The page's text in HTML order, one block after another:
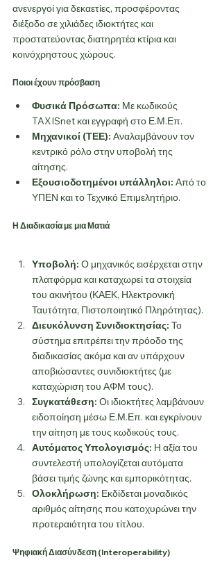
ανενεργοί για δεκαετίες, προσφέροντας
διέξοδο σε χιλιάδες ιδιοκτήτες και
προστατεύοντας διατηρητέα κτίρια και
κοινόχρηστους χώρους.
Ποιοι έχουν πρόσβαση
Φυσικά Πρόσωπα: Με κωδικούς
TAXISnet και εγγραφή στο Ε.Μ.Επ.
Μηχανικοί (ΤΕΕ): Αναλαμβάνουν τον
κεντρικό ρόλο στην υποβολή της
αίτησης.
Εξουσιοδοτημένοι υπάλληλοι: Από το
ΥΠΕΝ και το Τεχνικό Επιμελητήριο.
Η Διαδικασία με μια Ματιά
Υποβολή: Ο μηχανικός εισέρχεται στην
πλατφόρμα και καταχωρεί τα στοιχεία
του ακινήτου (ΚΑΕΚ, Ηλεκτρονική
Ταυτότητα, Πιστοποιητικό Πληρότητας).
Διευκόλυνση Συνιδιοκτησίας: Το
σύστημα επιτρέπει την πρόοδο της
διαδικασίας ακόμα και αν υπάρχουν
αποβιώσαντες συνιδιοκτήτες (με
καταχώριση του ΑΦΜ τους).
Συγκατάθεση: Οι ιδιοκτήτες λαμβάνουν
ειδοποίηση μέσω Ε.Μ.Επ. και εγκρίνουν
την αίτηση με τους κωδικούς τους.
Αυτόματος Υπολογισμός: Η αξία του
συντελεστή υπολογίζεται αυτόματα
βάσει τιμής ζώνης και εμπορικότητας.
Ολοκλήρωση: Εκδίδεται μοναδικός
αριθμός αίτησης που κατοχυρώνει την
προτεραιότητα του τίτλου.
Ψηφιακή Διασύνδεση (Interoperability)